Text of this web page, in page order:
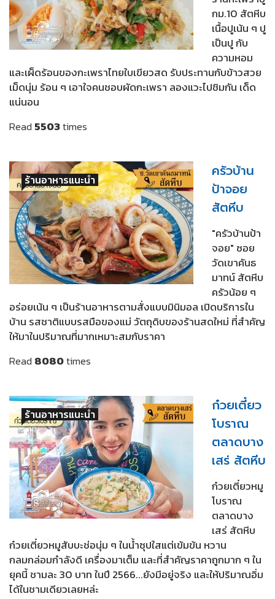
กม.10 สัตหีบ
เนื้อปูเน้น ๆ ปู
เป็นปู กับ
ความหอม
และเผ็ดร้อนของกะเพราไทยใบเขียวสด รับประทานกับข้าวสวย
เม็ดนุ่ม ร้อน ๆ เอาใจคนชอบผัดกะเพรา ลองแวะไปชิมกัน เด็ด
แน่นอน
Read 5503times
ร้านอาหารแนะนำ
ครัวบ้าน
ป้าจอย
สัตหีบ
"ครัวบ้านป้า
จอย" ซอย
วัดเขาคันธ
มาทน์ สัตหีบ
ครัวน้อย ๆ
อร่อยเน้น ๆ เป็นร้านอาหารตามสั่งแบบมินิมอล เปิดบริการใน
บ้าน รสชาติแบบรสมือของแม่ วัตถุดิบของร้านสดใหม่ ที่สำคัญ
ให้มาในปริมาณที่มากเหมาะสมกับราคา
Read 8080times
ร้านอาหารแนะนำ
ก๋วยเตี๋ยว
โบราณ
ตลาดบาง
เสร่ สัตหีบ
ก๋วยเตี๋ยวหมู
โบราณ
ตลาดบาง
เสร่ สัตหีบ
ก๋วยเตี๋ยวหมูสับบะช่อนุ่ม ๆ ในน้ำซุปใสแต่เข้มข้น หวาน
กลมกล่อมกำลังดี เครื่องมาเต็ม และที่สำคัญราคาถูกมาก ๆ ใน
ยุคนี้ ชามละ 30 บาท ในปี 2566...ยังมีอยู่จริง และให้ปริมาณอิ่ม
ได้ในชามเดียวเลยหล่ะ